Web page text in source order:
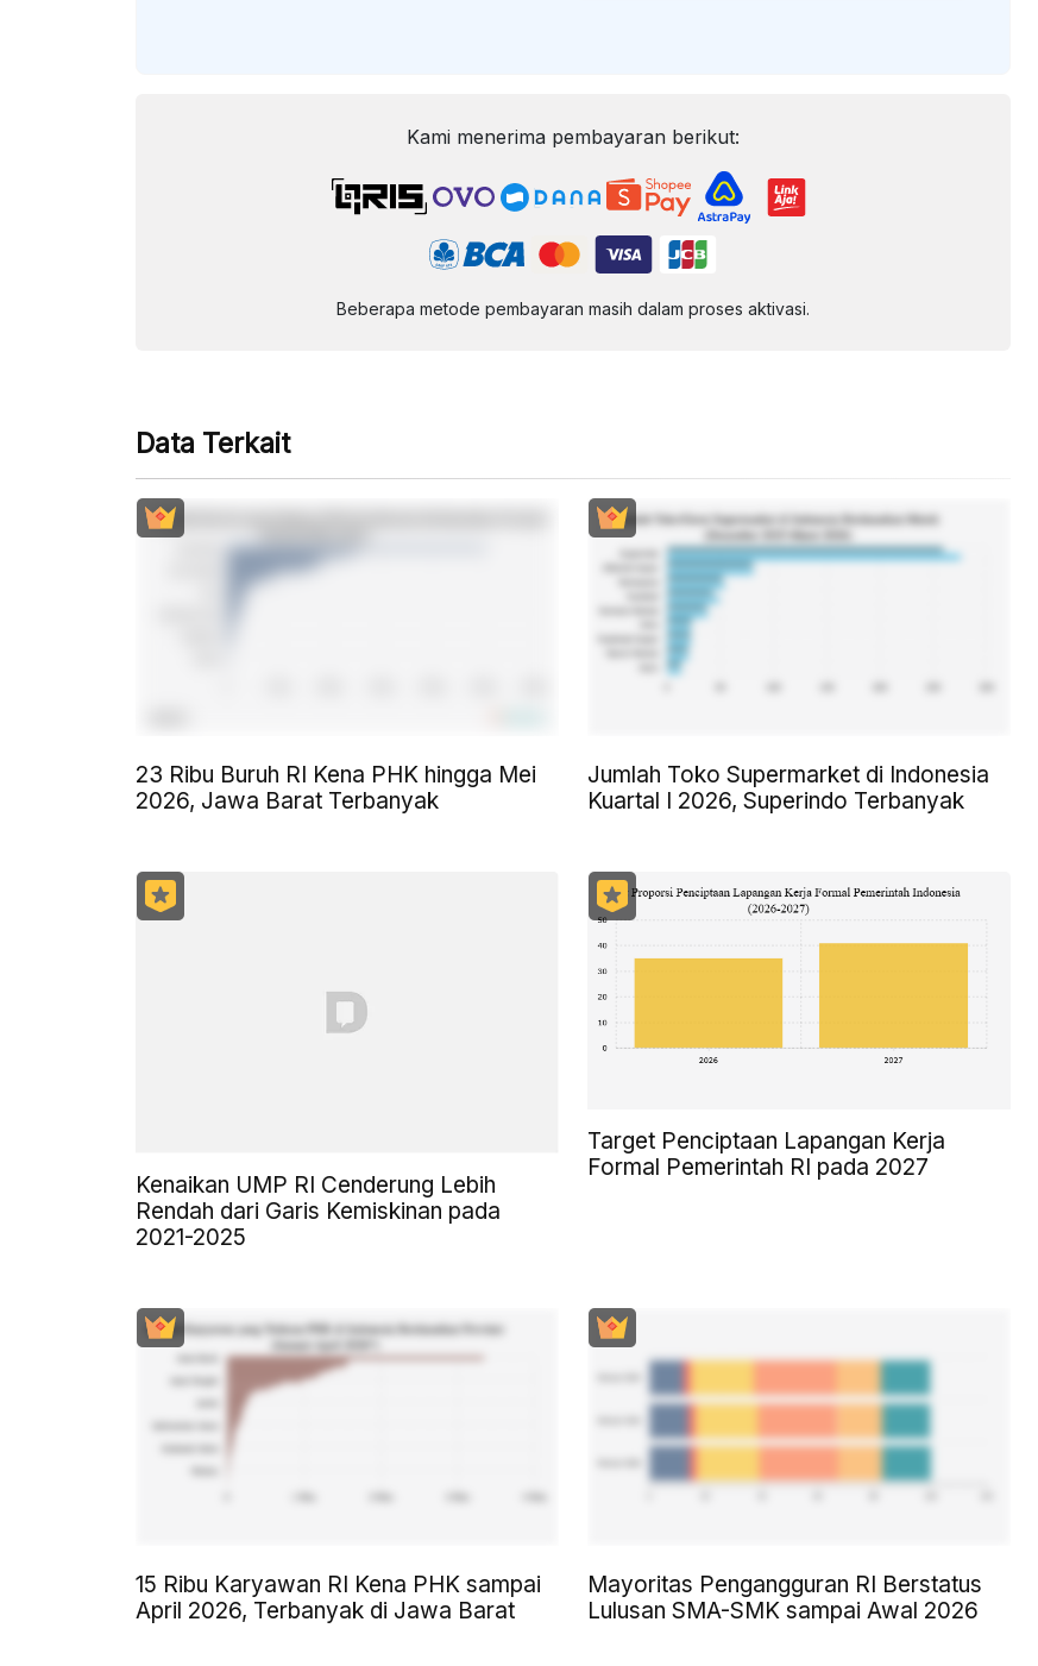
Kami menerima pembayaran berikut:
Beberapa metode pembayaran masih dalam proses aktivasi.
Data Terkait
23 Ribu Buruh RI Kena PHK hingga Mei
2026, Jawa Barat Terbanyak
Jumlah Toko Supermarket di Indonesia
Kuartal I 2026, Superindo Terbanyak
Kenaikan UMP RI Cenderung Lebih
Rendah dari Garis Kemiskinan pada
2021-2025
Target Penciptaan Lapangan Kerja
Formal Pemerintah RI pada 2027
15 Ribu Karyawan RI Kena PHK sampai
April 2026, Terbanyak di Jawa Barat
Mayoritas Pengangguran RI Berstatus
Lulusan SMA-SMK sampai Awal 2026